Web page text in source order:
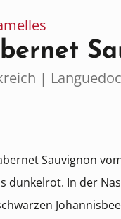
|
Sauvignon
dunkelrot. In der